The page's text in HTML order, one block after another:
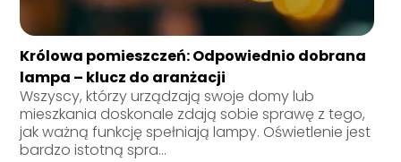
Królowa pomieszczeń: Odpowiednio dobrana
lampa – klucz do aranżacji
Wszyscy, którzy urządzają swoje domy lub
mieszkania doskonale zdają sobie sprawę z tego,
jak ważną funkcję spełniają lampy. Oświetlenie jest
bardzo istotną spra...